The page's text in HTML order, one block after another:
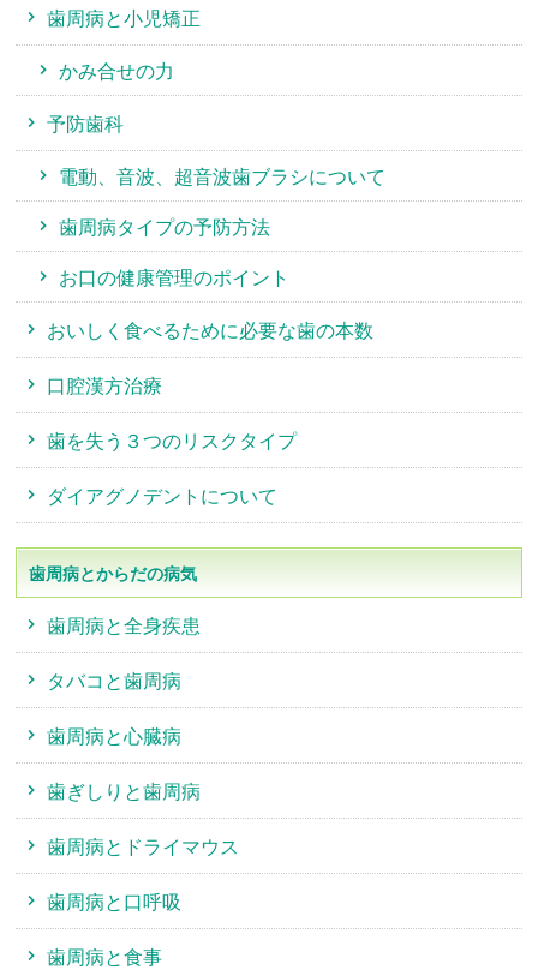
歯周病と小児矯正
かみ合せの力
予防歯科
電動、音波、超音波歯ブラシについて
歯周病タイプの予防方法
お口の健康管理のポイント
おいしく食べるために必要な歯の本数
口腔漢方治療
歯を失う３つのリスクタイプ
ダイアグノデントについて
歯周病とからだの病気
歯周病と全身疾患
タバコと歯周病
歯周病と心臓病
歯ぎしりと歯周病
歯周病とドライマウス
歯周病と口呼吸
歯周病と食事